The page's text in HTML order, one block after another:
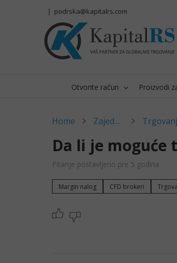
| podrska@kapitalrs.com
Otvorite račun Proizvodi
Home Zajednica
Da li je moguće
Pitanje postavljeno pre 5 godina
Margin nalog CFD brokeri